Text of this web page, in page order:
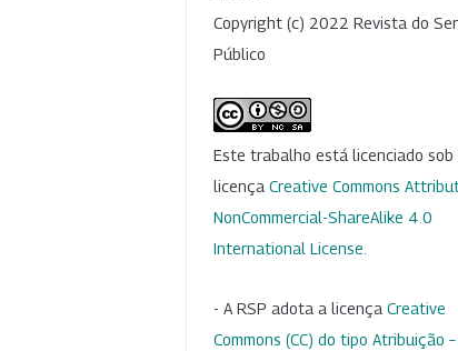
Copyright (c) 2022 Revista do
Público
Este trabalho está licenciado sob
licença Creative Commons
NonCommercial-ShareAlike 4.0
International License.
- A RSP adota a licença Creative
Commons (CC) do tipo Atribuição –